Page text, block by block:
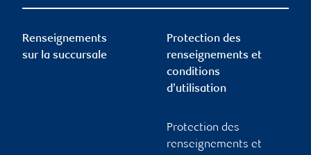
Renseignements
sur la succursale
Protection des
renseignements et
conditions
d’utilisation
Protection des
renseignements et